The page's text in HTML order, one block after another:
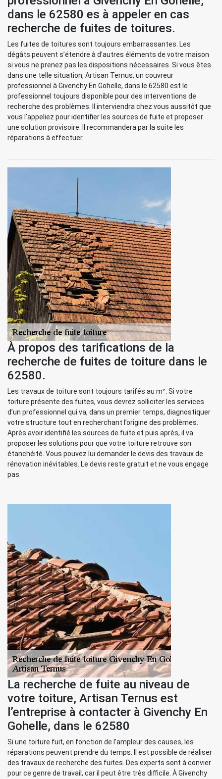
dans le 62580 es à appeler en cas
recherche de fuites de toitures.
Les fuites de toitures sont toujours embarrassantes. Les
dégâts peuvent s’étendre à d’autres éléments de votre maison
si vous ne prenez pas les dispositions nécessaires. Si vous êtes
dans une telle situation, Artisan Ternus, un couvreur
professionnel à Givenchy En Gohelle, dans le 62580 est le
professionnel toujours disponible pour des interventions de
recherche des problèmes. Il interviendra chez vous aussitôt que
vous l’appeliez pour identifier les sources de fuite et proposer
une solution provisoire. Il recommandera par la suite les
réparations à effectuer.
À propos des tarifications de la
recherche de fuites de toiture dans le
62580.
Les travaux de toiture sont toujours tarifés au m². Si votre
toiture présente des fuites, vous devrez solliciter les services
d’un professionnel qui va, dans un premier temps, diagnostiquer
votre structure tout en recherchant l’origine des problèmes.
Après avoir identifié les sources de fuite et puis après, il va
proposer les solutions pour que votre toiture retrouve son
étanchéité. Vous pouvez lui demander le devis des travaux de
rénovation inévitables. Le devis reste gratuit et ne vous engage
pas.
La recherche de fuite au niveau de
votre toiture, Artisan Ternus est
l’entreprise à contacter à Givenchy En
Gohelle, dans le 62580
Si une toiture fuit, en fonction de l’ampleur des causes, les
réparations peuvent prendre du temps. Il est possible de réaliser
des travaux de recherche des fuites. Des experts sont à convier
pour ce genre de travail, car il peut être très difficile. À Givenchy